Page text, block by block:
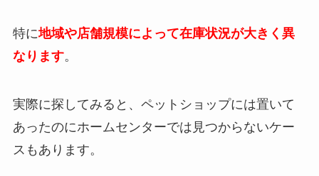
ブルー（BLUE）はどこで売ってる？楽天や
特に地域や店舗規模によって在庫状況が大きく異
なります。
実際に探してみると、ペットショップには置いて
あったのにホームセンターでは見つからないケー
スもあります。